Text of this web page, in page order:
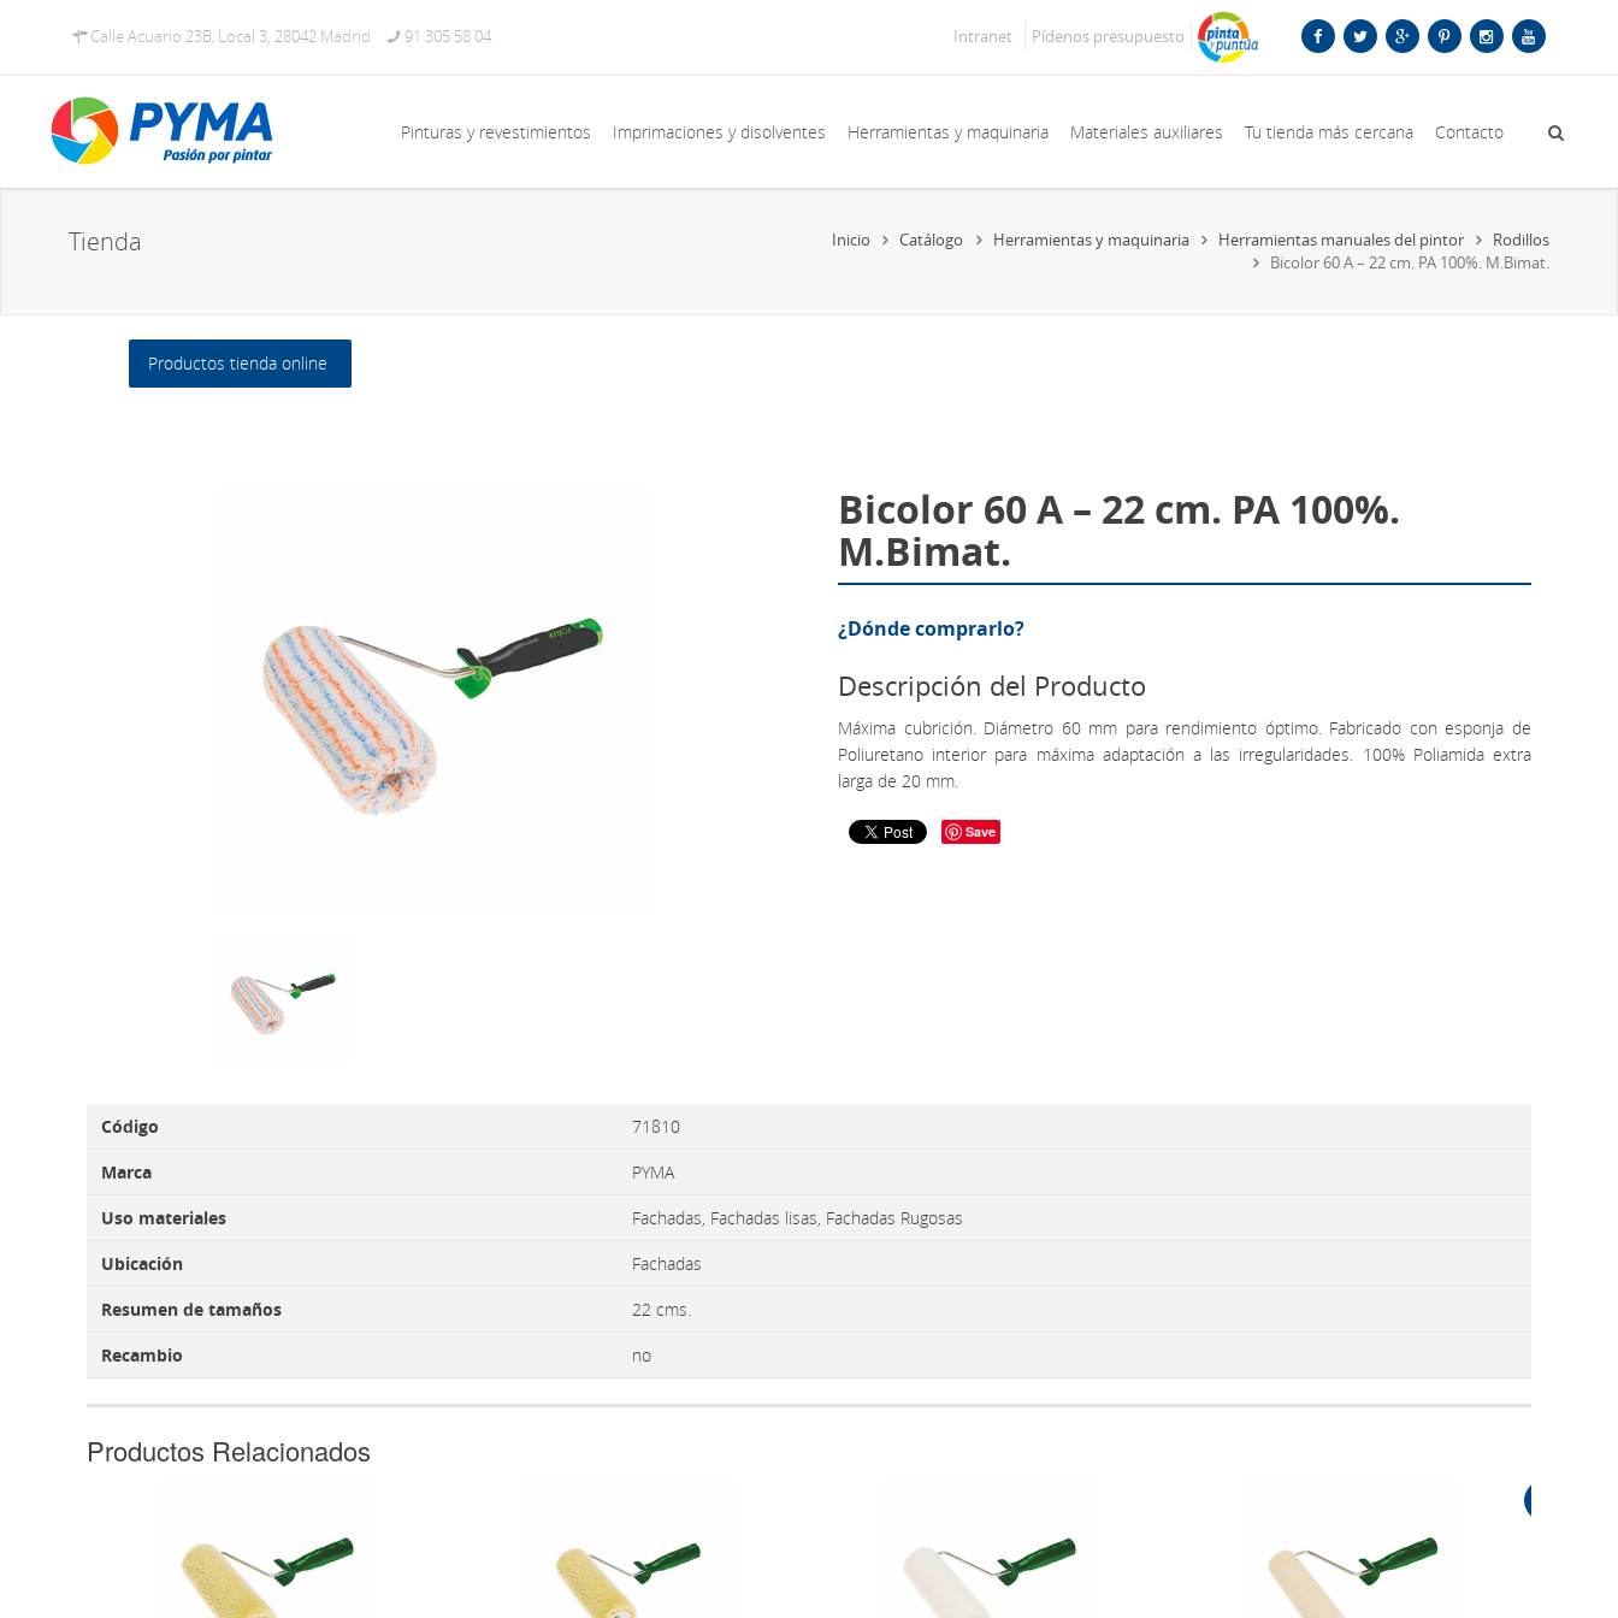
Calle Acuario 23B, Local 3, 28042 Madrid 91 305 58 04 Intranet Pídenos presupuesto
Pinturas y revestimientos Imprimaciones y disolventes Herramientas y maquinaria Materiales auxiliares Tu tienda más cercana Contacto
Tienda Inicio Catálogo Herramientas y maquinaria Herramientas manuales del pintor
Rodillos
Bicolor 60 A – 22 cm. PA 100%. M.Bimat.
Productos tienda online
Bicolor 60 A – 22 cm. PA 100%.
M.Bimat.
¿Dónde comprarlo?
Descripción del Producto
Máxima cubrición. Diámetro 60 mm para rendimiento óptimo. Fabricado con esponja de
Poliuretano interior para máxima adaptación a las irregularidades. 100% Poliamida extra
larga de 20 mm.
Save
Código
71810
Marca
PYMA
Uso materiales
Fachadas, Fachadas lisas, Fachadas Rugosas
Ubicación
Fachadas
Resumen de tamaños
22 cms.
Recambio
no
Productos Relacionados